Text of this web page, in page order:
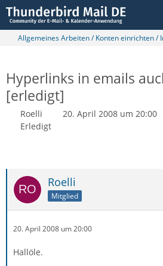
Allgemeines Arbeiten / Konten einrichten /
Hyperlinks in emails
[erledigt]
Roelli 20. April 2008 um 20:00
Erledigt
Roelli
Mitglied
20. April 2008 um 20:00
Hallöle.